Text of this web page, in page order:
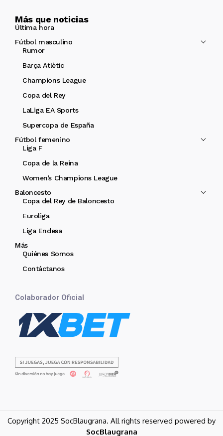
Más que noticias
Última hora
Fútbol masculino
Rumor
Barça Atlètic
Champions League
Copa del Rey
LaLiga EA Sports
Supercopa de España
Fútbol femenino
Liga F
Copa de la Reina
Women’s Champions League
Baloncesto
Copa del Rey de Baloncesto
Euroliga
Liga Endesa
Más
Quiénes Somos
Contáctanos
Colaborador Oficial
Copyright 2025 SocBlaugrana. All rights reserved powered by
SocBlaugrana